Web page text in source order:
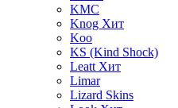
KMC
Knog Хит
Koo
KS (Kind Shock)
Leatt Хит
Limar
Lizard Skins